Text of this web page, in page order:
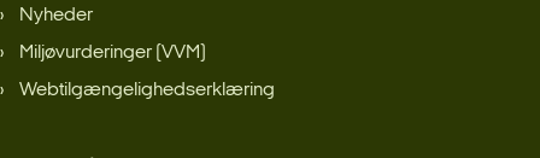
Nyheder
Miljøvurderinger (VVM)
Webtilgængelighedserklæring